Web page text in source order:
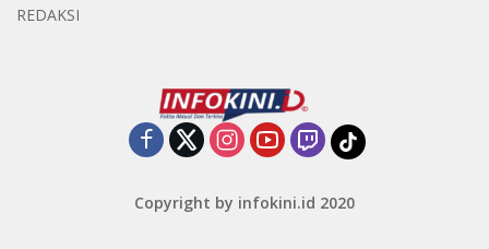
REDAKSI
Copyright by infokini.id 2020